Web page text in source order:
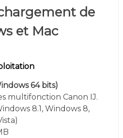
de
et Mac
64 bits)
multifonction Canon IJ.
8.1, Windows 8,
)